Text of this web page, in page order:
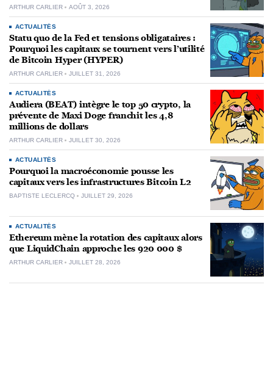
ARTHUR CARLIER AOÛT 3, 2026
ACTUALITÉS
Statu quo de la Fed et tensions obligataires :
Pourquoi les capitaux se tournent vers l’utilité
de Bitcoin Hyper (HYPER)
ARTHUR CARLIER JUILLET 31, 2026
ACTUALITÉS
Audiera (BEAT) intègre le top 50 crypto, la
prévente de Maxi Doge franchit les 4,8
millions de dollars
ARTHUR CARLIER JUILLET 30, 2026
ACTUALITÉS
Pourquoi la macroéconomie pousse les
capitaux vers les infrastructures Bitcoin L2
BAPTISTE LECLERCQ JUILLET 29, 2026
ACTUALITÉS
Ethereum mène la rotation des capitaux alors
que LiquidChain approche les 920 000 $
ARTHUR CARLIER JUILLET 28, 2026